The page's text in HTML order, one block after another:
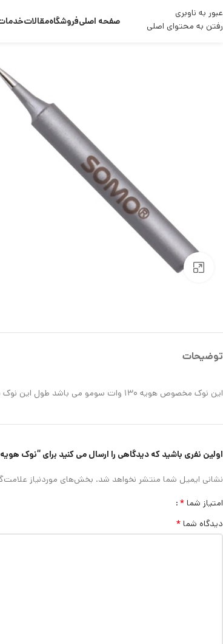
عبور به ناوبری
رفتن به محتوای اصلی
صفحه اصلیفروشگاهمقالات
بزرگنمایی تصویر
توضیحات
این نوک مخصوص هویه ۱۳۰ وات سومو می باشد طول این نوک ۶۵ میلیمتر و قطر آن ۷.۱ میلیمتر می باشد.
اولین نفری باشید که دیدگاهی را ارسال می کنید برای “نوک هویه 130 وات سومو مدل SM119T”
نشانی ایمیل شما منتشر نخواهد شد. بخش‌های موردنیاز
امتیاز شما *
دیدگاه شما *